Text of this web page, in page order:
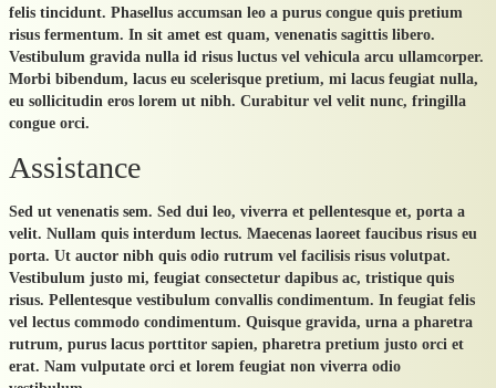
felis tincidunt. Phasellus accumsan leo a purus congue quis pretium
risus fermentum. In sit amet est quam, venenatis sagittis libero.
Vestibulum gravida nulla id risus luctus vel vehicula arcu ullamcorper.
Morbi bibendum, lacus eu scelerisque pretium, mi lacus feugiat nulla,
eu sollicitudin eros lorem ut nibh. Curabitur vel velit nunc, fringilla
congue orci.
Assistance
Sed ut venenatis sem. Sed dui leo, viverra et pellentesque et, porta a
velit. Nullam quis interdum lectus. Maecenas laoreet faucibus risus eu
porta. Ut auctor nibh quis odio rutrum vel facilisis risus volutpat.
Vestibulum justo mi, feugiat consectetur dapibus ac, tristique quis
risus. Pellentesque vestibulum convallis condimentum. In feugiat felis
vel lectus commodo condimentum. Quisque gravida, urna a pharetra
rutrum, purus lacus porttitor sapien, pharetra pretium justo orci et
erat. Nam vulputate orci et lorem feugiat non viverra odio